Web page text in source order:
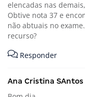
elencadas nas
Obtive nota 37 e
não abtuais no
recurso?
Responder
Ana Cristina SAntos